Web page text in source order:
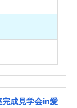
完成見学会in愛